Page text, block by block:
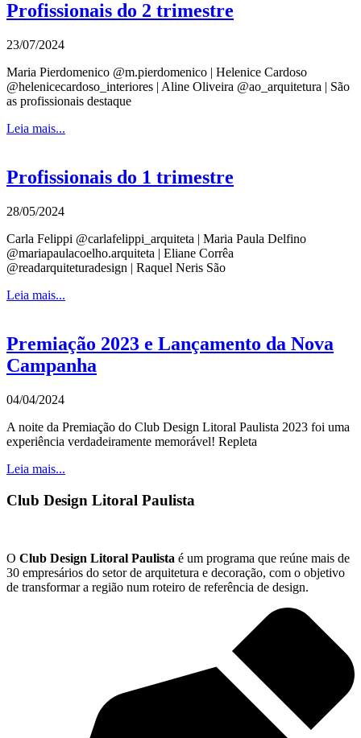
Profissionais do 2 trimestre
23/07/2024
Maria Pierdomenico @m.pierdomenico | Helenice Cardoso
@helenicecardoso_interiores | Aline Oliveira @ao_arquitetura | São
as profissionais destaque
Leia mais...
Profissionais do 1 trimestre
28/05/2024
Carla Felippi @carlafelippi_arquiteta | Maria Paula Delfino
@mariapaulacoelho.arquiteta | Eliane Corrêa
@readarquiteturadesign | Raquel Neris São
Leia mais...
Premiação 2023 e Lançamento da Nova
Campanha
04/04/2024
A noite da Premiação do Club Design Litoral Paulista 2023 foi uma
experiência verdadeiramente memorável! Repleta
Leia mais...
Club Design Litoral Paulista
O Club Design Litoral Paulista é um programa que reúne mais de
30 empresários do setor de arquitetura e decoração, com o objetivo
de transformar a região num roteiro de referência de design.